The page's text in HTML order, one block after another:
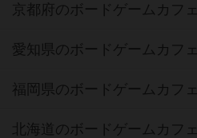
京都府のボードゲームカフェ
愛知県のボードゲームカフェ
福岡県のボードゲームカフェ
北海道のボードゲームカフェ